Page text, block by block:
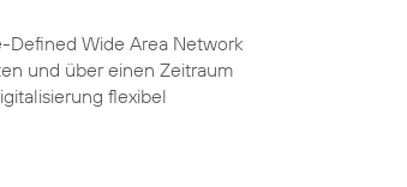
Defined Wide Area Network
und über einen Zeitraum
flexibel